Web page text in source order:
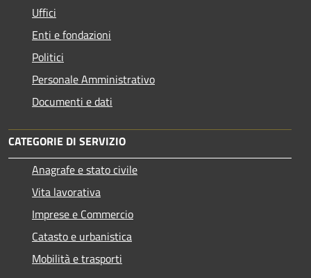
Uffici
Enti e fondazioni
Politici
Personale Amministrativo
Documenti e dati
CATEGORIE DI SERVIZIO
Anagrafe e stato civile
Vita lavorativa
Imprese e Commercio
Catasto e urbanistica
Mobilità e trasporti